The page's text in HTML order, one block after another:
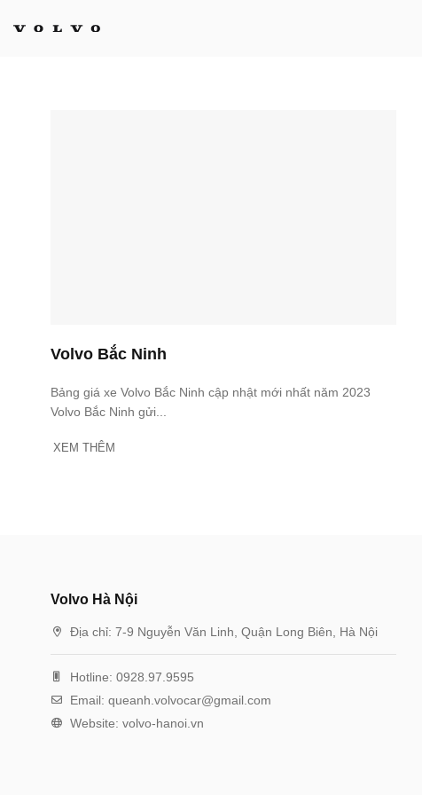
qua
Volvo Bắc Ninh
Bảng giá xe Volvo Bắc Ninh cập nhật mới nhất năm 2023
Volvo Bắc Ninh gửi...
XEM THÊM
Volvo Hà Nội
Địa chỉ: 7-9 Nguyễn Văn Linh, Quận Long Biên, Hà Nội
Hotline: 0928.97.9595
Email: queanh.volvocar@gmail.com
Website: volvo-hanoi.vn